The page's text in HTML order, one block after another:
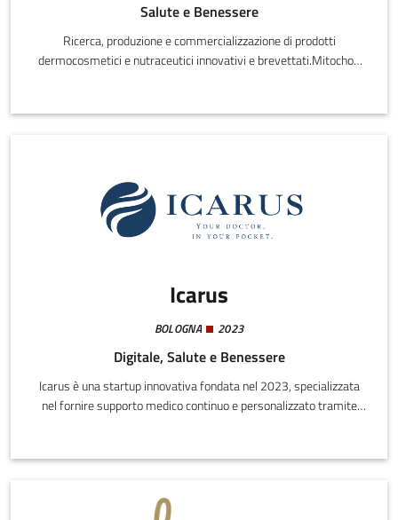
Salute e Benessere
Ricerca, produzione e commercializzazione di prodotti
dermocosmetici e nutraceutici innovativi e brevettati.Mitochon
cura della pelle. Oltre a integratori alimentari orosolubili come
Icarus
BOLOGNA 2023
Digitale, Salute e Benessere
Icarus è una startup innovativa fondata nel 2023, specializzata
nel fornire supporto medico continuo e personalizzato tramite
intervento, riducendo i costi sanitari e garantendo assistenza